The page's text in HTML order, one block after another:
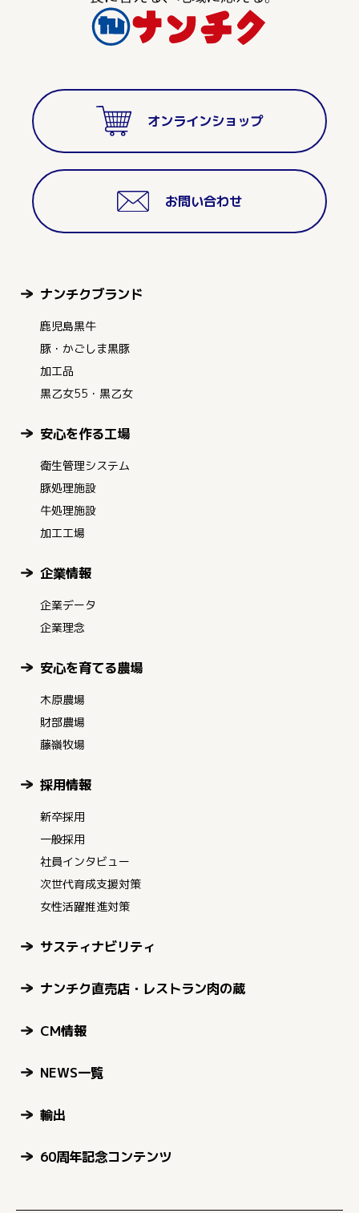
オンラインショップ
お問い合わせ
ナンチクブランド
鹿児島黒牛
豚・かごしま黒豚
加工品
黒乙女55・黒乙女
安心を作る工場
衛生管理システム
豚処理施設
牛処理施設
加工工場
企業情報
企業データ
企業理念
安心を育てる農場
木原農場
財部農場
藤嶺牧場
採用情報
新卒採用
一般採用
社員インタビュー
次世代育成支援対策
女性活躍推進対策
サスティナビリティ
ナンチク直売店・レストラン肉の蔵
CM情報
NEWS一覧
輸出
60周年記念コンテンツ